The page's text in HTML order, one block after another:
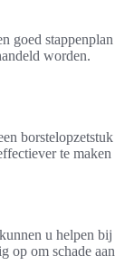
goed stappenplan
worden.
borstelopzetstuk
te maken
u helpen bij
op om schade aan